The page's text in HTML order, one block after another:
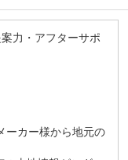
力・アフターサポ
ーカー様から地元の